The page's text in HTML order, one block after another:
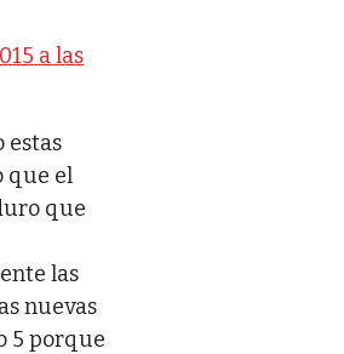
a las
estas
que el
que
las
nuevas
5 porque